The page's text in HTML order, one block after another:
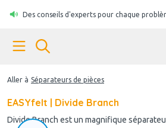
Des conseils d'experts pour chaque
Aller à Séparateurs de pièces
EASYfelt | Divide Branch
Divide Branch est un magnifique